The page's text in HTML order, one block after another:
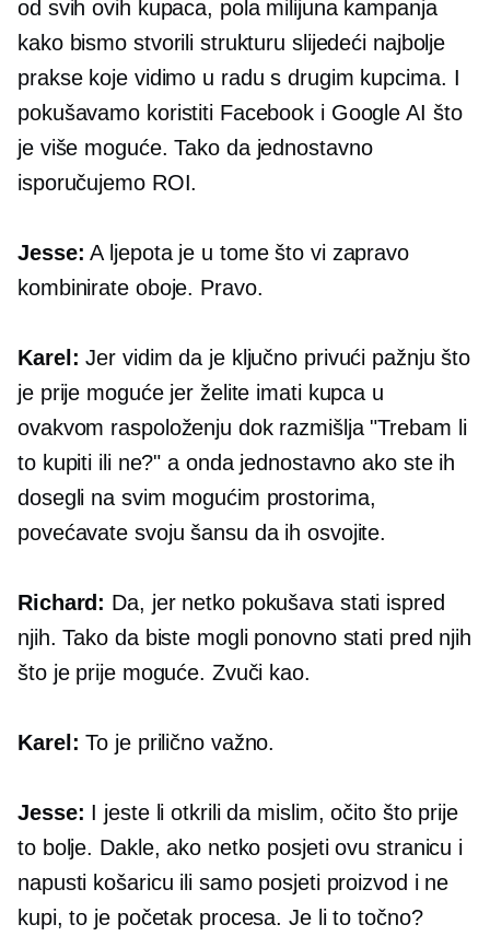
od svih ovih kupaca, pola milijuna kampanja
kako bismo stvorili strukturu slijedeći najbolje
prakse koje vidimo u radu s drugim kupcima. I
pokušavamo koristiti Facebook i Google AI što
je više moguće. Tako da jednostavno
isporučujemo ROI.
Jesse: A ljepota je u tome što vi zapravo
kombinirate oboje. Pravo.
Karel: Jer vidim da je ključno privući pažnju što
je prije moguće jer želite imati kupca u
ovakvom raspoloženju dok razmišlja "Trebam li
to kupiti ili ne?" a onda jednostavno ako ste ih
dosegli na svim mogućim prostorima,
povećavate svoju šansu da ih osvojite.
Richard: Da, jer netko pokušava stati ispred
njih. Tako da biste mogli ponovno stati pred njih
što je prije moguće. Zvuči kao.
Karel: To je prilično važno.
Jesse: I jeste li otkrili da mislim, očito što prije
to bolje. Dakle, ako netko posjeti ovu stranicu i
napusti košaricu ili samo posjeti proizvod i ne
kupi, to je početak procesa. Je li to točno?